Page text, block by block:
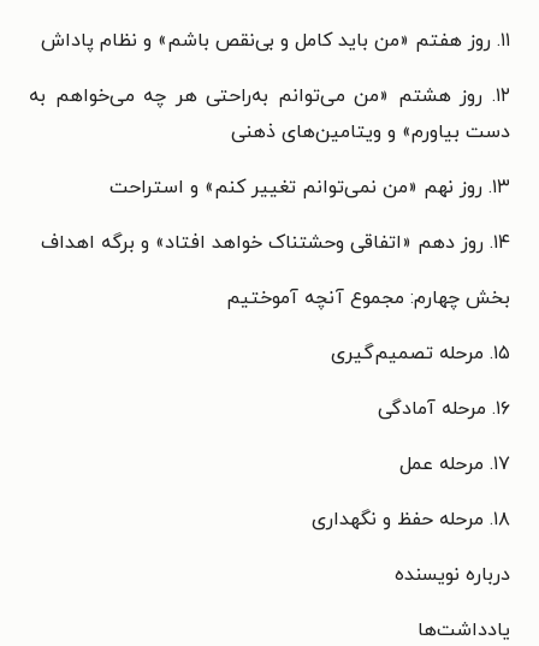
۱۱. روز هفتم «من باید کامل و بی‌نقص باشم» و نظام پاداش
۱۲. روز هشتم «من می‌توانم به‌راحتی هر چه می‌خواهم به
دست بیاورم» و ویتامین‌های ذهنی
۱۳. روز نهم «من نمی‌توانم تغییر کنم» و استراحت
۱۴. روز دهم «اتفاقی وحشتناک خواهد افتاد» و برگه اهداف
بخش چهارم: مجموع آنچه آموختیم
۱۵. مرحله تصمیم‌گیری
۱۶. مرحله آمادگی
۱۷. مرحله عمل
۱۸. مرحله حفظ و نگهداری
درباره نویسنده
یادداشت‌ها